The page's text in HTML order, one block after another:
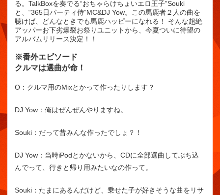
る。TalkBoxを奏でる“おちゃらけちょいエロ王子”Souki
と、“365日パーティ侍”MC&DJ Yow。この馬鹿者２人の曲を
聴けば、どんなときでも馬鹿ハッピーになれる！ そんな超絶
アッパーお下劣爆裂お祭りユニットから、今夏ついに待望の
アルバムリリース決定！！
※番外エピソード
クルマは選曲が命！
O： クルマ用のMixとかって作ったりします？
DJ Yow： 俺はぜんぜんやりますね。
Souki： だって昔みんな作ったでしょ？！
DJ Yow： 当時iPodとかないから、CDに全部選曲してぶち込
んでって、行きと帰り用みたいなの作って。
Souki： たまにあるんだけど、乗せた子が好きそうな曲をリサ